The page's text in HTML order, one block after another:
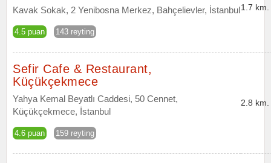
Kavak Sokak, 2 Yenibosna Merkez, Bahçelievler, İstanbul
4.5 puan 143 reyting
1.7 km.
Sefir Cafe & Restaurant,
Küçükçekmece
Yahya Kemal Beyatlı Caddesi, 50 Cennet,
Küçükçekmece, İstanbul
4.6 puan 159 reyting
2.8 km.